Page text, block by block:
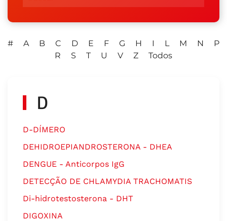
# A B C D E F G H I L M N
P
R
S T U V Z Todos
D
D-DÍMERO
DEHIDROEPIANDROSTERONA - DHEA
DENGUE - Anticorpos IgG
DETECÇÃO DE CHLAMYDIA TRACHOMATIS
Di-hidrotestosterona - DHT
DIGOXINA